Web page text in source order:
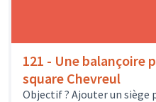
121 - Une balançoire
square Chevreul
Objectif ? Ajouter un